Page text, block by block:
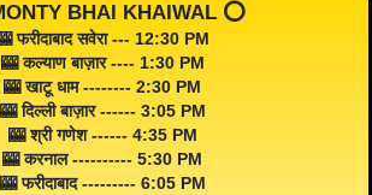
BHAI KHAIWAL ⭕️
फरीदाबाद सवेरा --- 12:30 PM
🎰 कल्याण बाज़ार ---- 1:30 PM
🎰 खाटू धाम -------- 2:30 PM
🎰 दिल्ली बाज़ार ------ 3:05 PM
🎰 श्री गणेश ------ 4:35 PM
🎰 करनाल ---------- 5:30 PM
🎰 फरीदाबाद --------- 6:05 PM